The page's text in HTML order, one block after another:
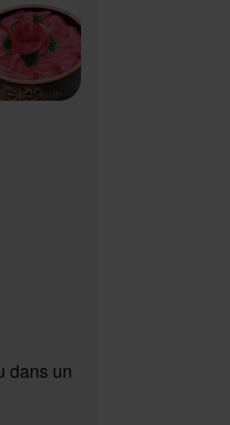
dans un